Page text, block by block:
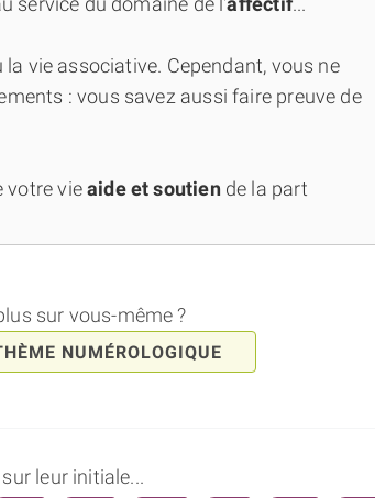
vie associative. Cependant, vous ne
: vous savez aussi faire preuve de
votre vieaide et soutiende la part
sur vous-même ?
NUMÉROLOGIQUE
leur initiale...